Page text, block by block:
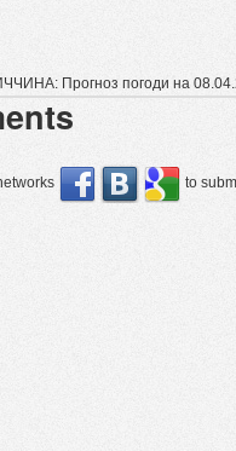
Прогноз погоди на
to